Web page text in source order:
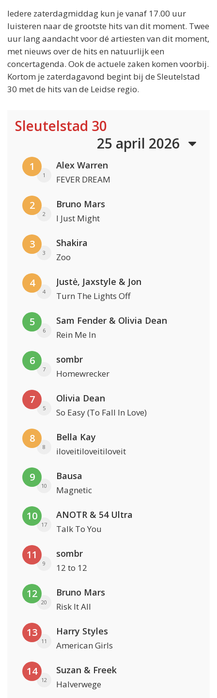
Iedere zaterdagmiddag kun je vanaf 17.00 uur
luisteren naar de grootste hits van dit moment. Twee
uur lang aandacht voor dé artiesten van dit moment,
met nieuws over de hits en natuurlijk een
concertagenda. Ook de actuele zaken komen voorbij.
Kortom je zaterdagavond begint bij de Sleutelstad
30 met de hits van de Leidse regio.
Sleutelstad 30
25 april 2026
1
1
Alex Warren
FEVER DREAM
2
2
Bruno Mars
I Just Might
3
3
Shakira
Zoo
4
4
Justė, Jaxstyle & Jon
Turn The Lights Off
5
6
Sam Fender & Olivia Dean
Rein Me In
6
7
sombr
Homewrecker
7
5
Olivia Dean
So Easy (To Fall In Love)
8
8
Bella Kay
iloveitiloveitiloveit
9
10
Bausa
Magnetic
10
17
ANOTR & 54 Ultra
Talk To You
11
9
sombr
12 to 12
12
20
Bruno Mars
Risk It All
13
11
Harry Styles
American Girls
14
12
Suzan & Freek
Halverwege